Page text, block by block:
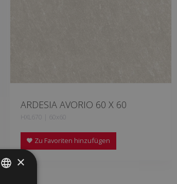
ARDESIA AVORIO 60 X 60
HXL670 | 60x60
Zu Favoriten hinzufügen
×